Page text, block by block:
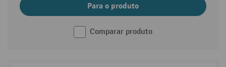
Para o produto
Comparar produto